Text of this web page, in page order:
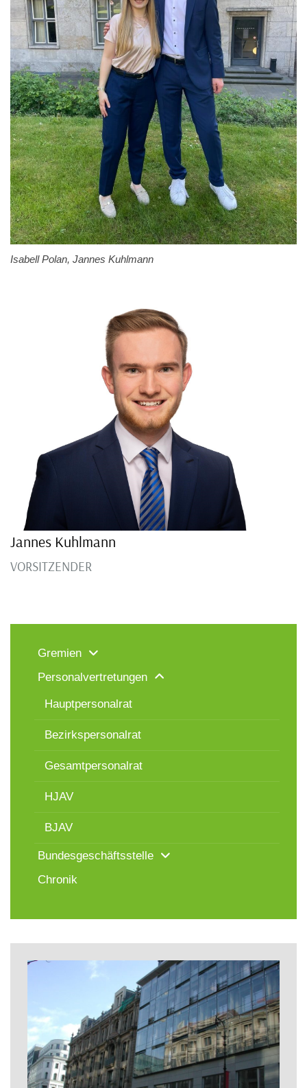
Isabell Polan, Jannes Kuhlmann
Jannes Kuhlmann
VORSITZENDER
Gremien
Personalvertretungen
Hauptpersonalrat
Bezirkspersonalrat
Gesamtpersonalrat
HJAV
BJAV
Bundesgeschäftsstelle
Chronik